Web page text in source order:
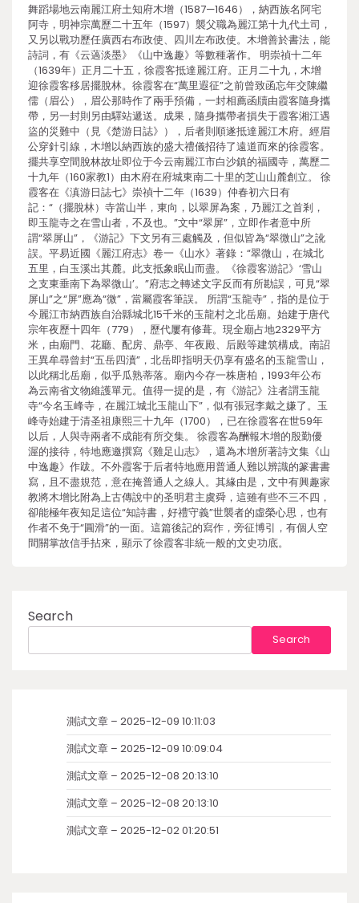
舞蹈場地云南麗江府土知府木增（1587—1646），納西族名阿宅
阿寺，明神宗萬歷二十五年（1597）襲父職為麗江第十九代土司，
又另以戰功歷任廣西右布政使、四川左布政使。木增善於書法，能
詩詞，有《云薖淡墨》《山中逸趣》等數種著作。 明崇禎十二年
（1639年）正月二十五，徐霞客抵達麗江府。正月二十九，木增
迎徐霞客移居擺脫林。徐霞客在“萬里遐征”之前曾致函忘年交陳繼
儒（眉公），眉公那時作了兩手預備，一封相薦函牘由霞客隨身攜
帶，另一封則另由驛站遞送。成果，隨身攜帶者損失于霞客湘江遇
盜的災難中（見《楚游日誌》），后者則順遂抵達麗江木府。經眉
公穿針引線，木增以納西族的盛大禮儀招待了遠道而來的徐霞客。
擺共享空間脫林故址即位于今云南麗江市白沙鎮的福國寺，萬歷二
十九年（160家教1）由木府在府城東南二十里的芝山山麓創立。 徐
霞客在《滇游日誌七》崇禎十二年（1639）仲春初六日有
記：“（擺脫林）寺當山半，東向，以翠屏為案，乃麗江之首剎，
即玉龍寺之在雪山者，不及也。”文中“翠屏”，立即作者意中所
謂“翠屏山”，《游記》下文另有三處觸及，但似皆為“翠微山”之訛
誤。平易近國《麗江府志》卷一《山水》著錄：“翠微山，在城北
五里，白玉溪出其麓。此支抵象眠山而盡。《徐霞客游記》‘雪山
之支東垂南下為翠微山’。”府志之轉述文字反而有所勘誤，可見“翠
屏山”之“屏”應為“微”，當屬霞客筆誤。 所謂“玉龍寺”，指的是位于
今麗江市納西族自治縣城北15千米的玉龍村之北岳廟。始建于唐代
宗年夜歷十四年（779），歷代屢有修葺。現全廟占地2329平方
米，由廟門、花廳、配房、鼎亭、年夜殿、后殿等建筑構成。南詔
王異牟尋曾封“五岳四瀆”，北岳即指明天仍享有盛名的玉龍雪山，
以此稱北岳廟，似乎瓜熟蒂落。廟內今存一株唐柏，1993年公布
為云南省文物維護單元。值得一提的是，有《游記》注者謂玉龍
寺“今名玉峰寺，在麗江城北玉龍山下”，似有張冠李戴之嫌了。玉
峰寺始建于清圣祖康熙三十九年（1700），已在徐霞客在世59年
以后，人與寺兩者不成能有所交集。 徐霞客為酬報木增的殷勤優
渥的接待，特地應邀撰寫《雞足山志》，還為木增所著詩文集《山
中逸趣》作跋。不外霞客于后者特地應用普通人難以辨識的篆書書
寫，且不盡規范，意在掩普通人之線人。其緣由是，文中有興趣家
教將木增比附為上古傳說中的圣明君主虞舜，這雖有些不三不四，
卻能極年夜知足這位“知詩書，好禮守義”世襲者的虛榮心思，也有
作者不免于“圓滑”的一面。這篇後記的寫作，旁征博引，有個人空
間關掌故信手拈來，顯示了徐霞客非統一般的文史功底。
Search
Search
測試文章 – 2025-12-09 10:11:03
測試文章 – 2025-12-09 10:09:04
測試文章 – 2025-12-08 20:13:10
測試文章 – 2025-12-08 20:13:10
測試文章 – 2025-12-02 01:20:51